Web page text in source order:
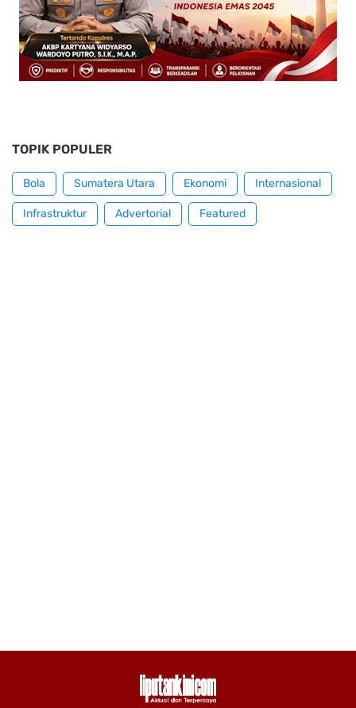
TOPIK POPULER
Bola Sumatera Utara Ekonomi Internasional
Infrastruktur Advertorial Featured